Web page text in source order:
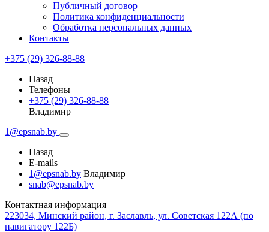
Публичный договор
Политика конфиденциальности
Обработка персональных данных
Контакты
+375 (29) 326-88-88
Назад
Телефоны
+375 (29) 326-88-88
Владимир
1@epsnab.by
Назад
E-mails
1@epsnab.by Владимир
snab@epsnab.by
Контактная информация
223034, Минский район, г. Заславль, ул. Советская 122А (по
навигатору 122Б)